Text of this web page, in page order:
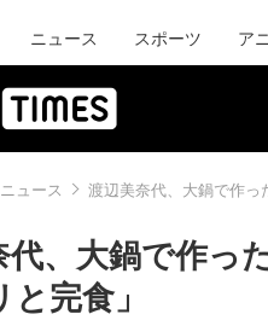
ニュース スポーツ ア
ュース 渡辺美奈代、大鍋で作っ
代、大鍋で作っ
完食」